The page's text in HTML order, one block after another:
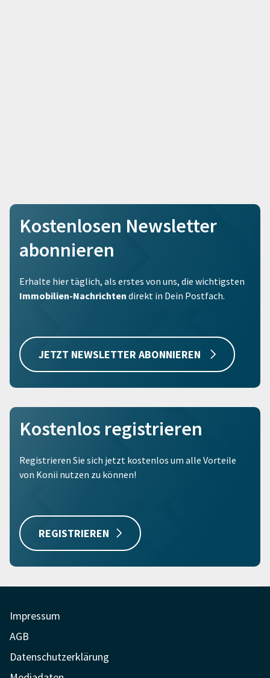
Kostenlosen Newsletter
abonnieren
Erhalte hier täglich, als erstes von uns, die wichtigsten
Immobilien-Nachrichten direkt in Dein Postfach.
JETZT NEWSLETTER ABONNIEREN
Kostenlos registrieren
Registrieren Sie sich jetzt kostenlos um alle Vorteile
von Konii nutzen zu können!
REGISTRIEREN
Impressum
AGB
Datenschutzerklärung